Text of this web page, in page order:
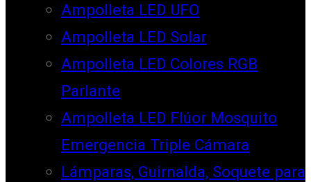
Ampolleta LED UFO
Ampolleta LED Solar
Ampolleta LED Colores RGB
Parlante
Ampolleta LED Flúor Mosquito
Emergencia Triple Cámara
Lámparas, Guirnalda, Soquete para